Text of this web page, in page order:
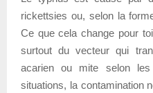
rickettsies ou, selon la
Ce que cela change pour
surtout du vecteur qui
acarien ou mite selon
situations, la contamination